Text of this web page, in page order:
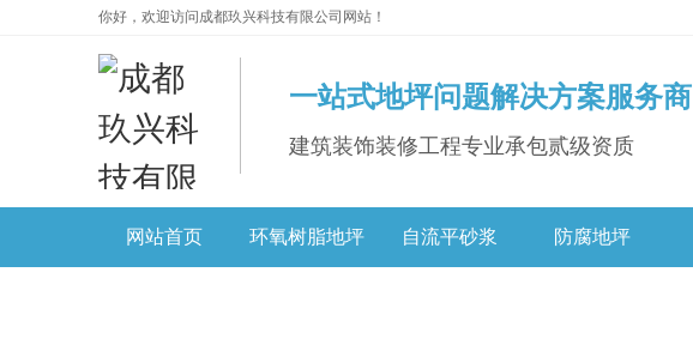
你好，欢迎访问成都玖兴科技有限公司网站！
一站式地坪问题解决方案服务商
建筑装饰装修工程专业承包贰级资质
网站首页 环氧树脂地坪 自流平砂浆 防腐地坪